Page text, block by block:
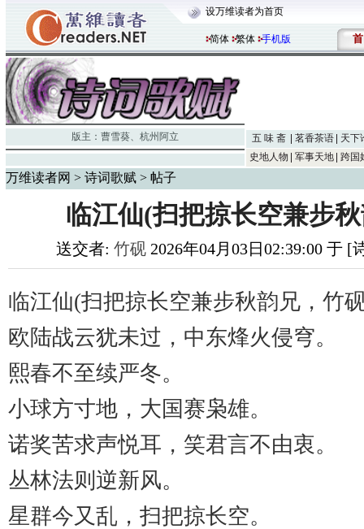
设万维读者为首页
简体 繁体 手机版 首
版主： 曹雪葵、 杭州阿立 五 味 斋 茗香茶语
天下
史地人物
军事天地 跨国
万维读者网 > 诗词歌赋 > 帖子
临江仙(扫把掠长空兼步
送交者: 竹砚 2026年04月03日02:39:00 于
临江仙(扫把掠长空兼步秋韵兄，竹
欧陆战云犹未过，中东烽火侵穹。
熙春不至续严冬。
小球方寸地，大国赛枭雄。
诺奖苦求声悦耳，笑君言不由衷。
丛林法则逆新风。
星群今又乱，扫把掠长空。